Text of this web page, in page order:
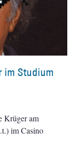
im Studium
Krüger am
im Casino